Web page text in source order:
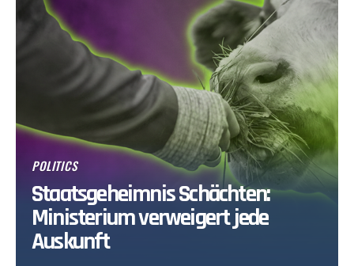
POLITICS
Staatsgeheimnis Schächten:
Ministerium verweigert jede
Auskunft